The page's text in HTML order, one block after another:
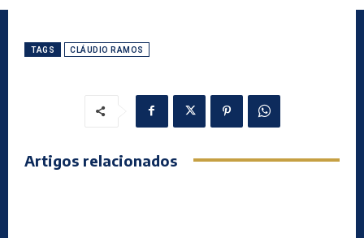
TAGS CLÁUDIO RAMOS
Artigos relacionados